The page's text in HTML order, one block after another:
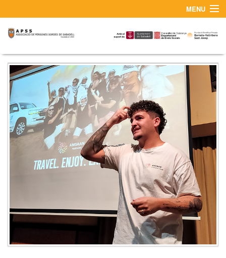
MENU
¿QUIÉNES SOMOS?
CONTACTO Y SERVICIO DE INTÉRPRETES LSC